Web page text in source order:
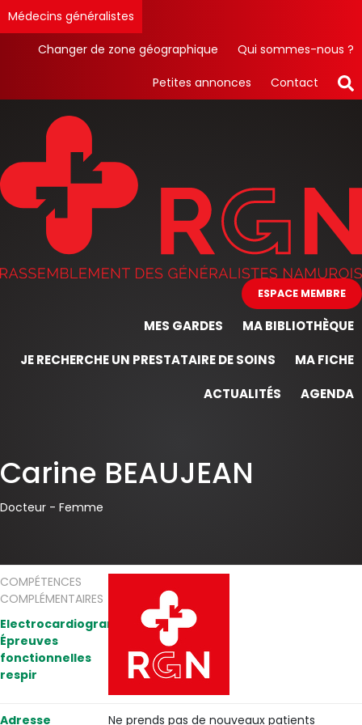
Médecins généralistes
Changer de zone géographique Qui sommes-nous ?
Petites annonces Contact
ESPACE MEMBRE
MES GARDES
MA BIBLIOTHÈQUE
JE RECHERCHE UN PRESTATAIRE DE SOINS
MA FICHE
ACTUALITÉS
AGENDA
Carine BEAUJEAN
Docteur - Femme
COMPÉTENCES
COMPLÉMENTAIRES
Electrocardiogramme,
Épreuves
fonctionnelles
respir
Adresse Ne prends pas de nouveaux patients